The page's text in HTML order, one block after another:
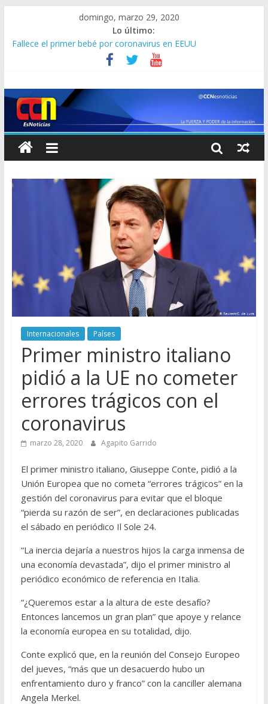
domingo, marzo 29, 2020
Lo último:
Nicolás Maduro: Hay cinco pacientes en estado crítico por
COVID-19 en Venezuela
Fallece el primer bebé por coronavirus en EEUU
Autorizan cruzar canal de Panamá a crucero con brote de
Tom Hanks y Rita Wilson regresan a su casa recuperados del
covid-19
Italia repartirá bonos alimentarios a los más necesitados
Internacionales Países
Primer ministro italiano
pidió a la UE no cometer
errores trágicos con el
coronavirus
marzo 28, 2020 Agapito Garrido
El primer ministro italiano, Giuseppe Conte, pidió a la
Unión Europea que no cometa “errores trágicos” en la
gestión del coronavirus para evitar que el bloque
“pierda su razón de ser”, en declaraciones publicadas
el sábado en periódico Il Sole 24.
“La inercia dejaría a nuestros hijos la carga inmensa de
una economía devastada”, dijo el primer ministro al
periódico económico de referencia en Italia.
“¿Queremos estar a la altura de este desafío?
Entonces lancemos un gran plan” que apoye y relance
la economía europea en su totalidad, dijo.
Conte explicó que, en la reunión del Consejo Europeo
del jueves, “más que un desacuerdo hubo un
enfrentamiento duro y franco” con la canciller alemana
Angela Merkel.